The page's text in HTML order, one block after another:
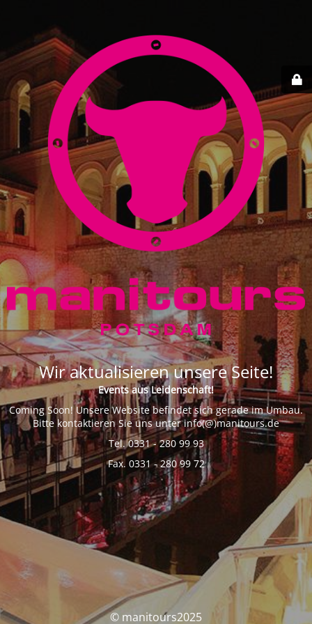
Wir aktualisieren unsere Seite!
Events aus Leidenschaft!
Coming Soon! Unsere Website befindet sich gerade im Umbau.
Bitte kontaktieren Sie uns unter info(@)manitours.de
Tel. 0331 - 280 99 93
Fax. 0331 - 280 99 72
© manitours2025